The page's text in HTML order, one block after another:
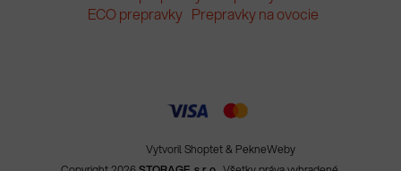
ECO prepravky Prepravky na ovocie
Vytvoril Shoptet& PekneWeby